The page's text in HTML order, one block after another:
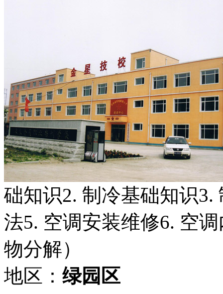
础知识2. 制冷基础知识
法5. 空调安装维修6. 空
物分解）
地区： 绿园区